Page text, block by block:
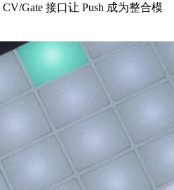
Gate 接口让 Push 成为整合模